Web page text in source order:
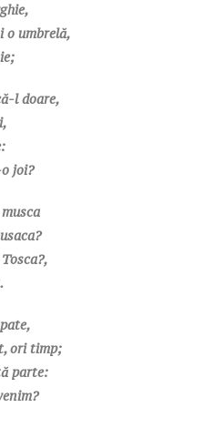
o umbrelă,
l doare,
joi?
ori timp;
parte: